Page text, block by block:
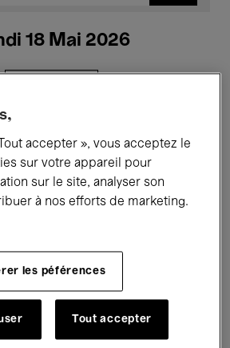
18 Mai 2026
Concerts
Performances
Global Music
accepter », vous acceptez le
sur votre appareil pour
sur le site, analyser son
à nos efforts de marketing.
les péférences
Tout accepter